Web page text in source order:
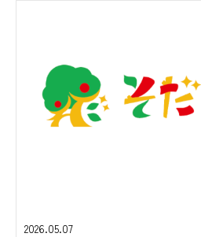
2026.05.07